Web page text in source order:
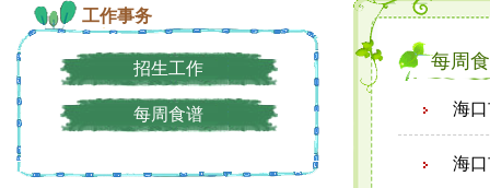
工作事务
招生工作
每周食谱
每周
海
海